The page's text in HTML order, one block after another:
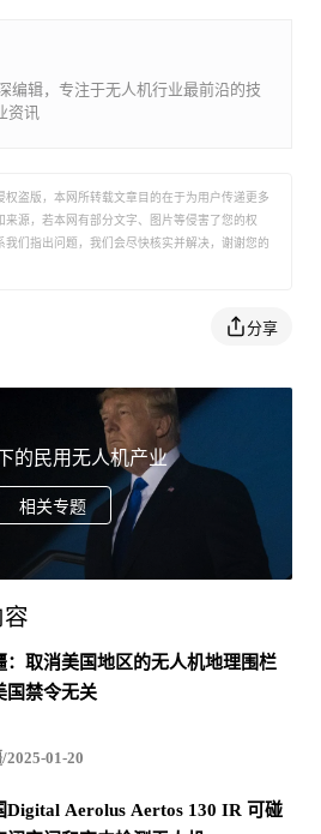
一直在寻找合适的情报、监视和
统。美国军方在小型多旋翼无人
能作为军队使用，因为它们会采
北京。
很多信息被从无人机上传回了中
们。”他表示，美国国防部官员将
资者以及工业界的代表，帮助推
动时，洛德表示，还可以审查不
说：“当有个人、家庭和基金对我
兴趣时，这将能提供一个解决方
编辑，专注于无人机行业最前沿的技
资讯
盗版，本网所转载文章目的在于为用户传递更多
源，若本网有部分文字、图片等侵害了您的权
们指出问题，我们会尽快核实并解决，谢谢您的
分享
的民用无人机产业
相关专题
：取消美国地区的无人机地理围栏
国禁令无关
2025-01-20
Digital Aerolus Aertos 130 IR 可碰